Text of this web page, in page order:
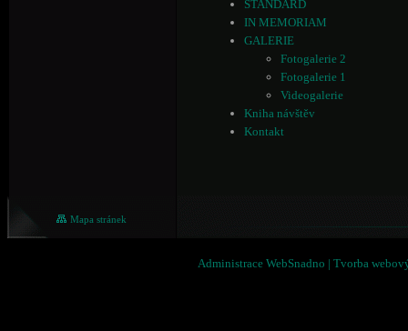
STANDARD
IN MEMORIAM
GALERIE
Fotogalerie 2
Fotogalerie 1
Videogalerie
Kniha návštěv
Kontakt
Mapa stránek
Administrace WebSnadno | Tvorba